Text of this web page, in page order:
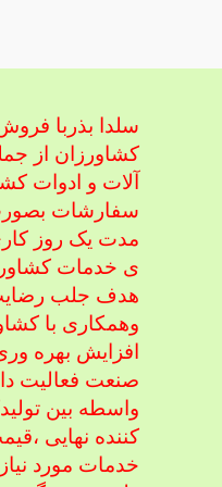
سلدا بذربا
کشاورزان از
آلات و ادوات
سفارشات بصورت
مدت یک روز
ی خدمات
هدف جلب
وهمکاری با
افزایش بهره
صنعت فعالیت
واسطه بین
کننده نهایی ،
خدمات مورد